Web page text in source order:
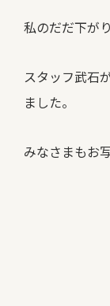
私のだだ下が
スタッフ武石
ました。
みなさまもお